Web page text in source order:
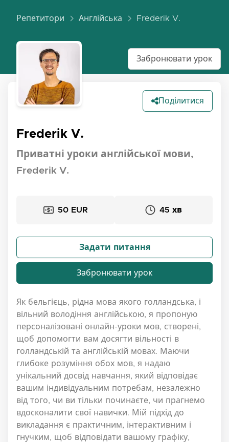
Репетитори Англійська Frederik V.
Забронювати урок
Поділитися
Frederik V.
Приватні уроки англійської мови,
Frederik V.
50 EUR 45 хв
Задати питання
Забронювати урок
Як бельгієць, рідна мова якого голландська, і
вільний володіння англійською, я пропоную
персоналізовані онлайн-уроки мов, створені,
щоб допомогти вам досягти вільності в
голландській та англійській мовах. Маючи
глибоке розуміння обох мов, я надаю
унікальний досвід навчання, який відповідає
вашим індивідуальним потребам, незалежно
від того, чи ви тільки починаєте, чи прагнемо
вдосконалити свої навички. Мій підхід до
викладання є практичним, інтерактивним і
гнучким, щоб відповідати вашому графіку,